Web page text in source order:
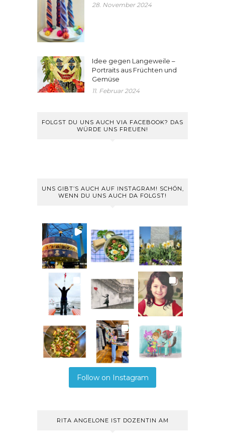
28. November 2024
Idee gegen Langeweile –
Portraits aus Früchten und
Gemüse
11. Februar 2024
FOLGST DU UNS AUCH VIA FACEBOOK? DAS
WÜRDE UNS FREUEN!
UNS GIBT’S AUCH AUF INSTAGRAM! SCHÖN,
WENN DU UNS AUCH DA FOLGST!
Follow on Instagram
RITA ANGELONE IST DOZENTIN AM